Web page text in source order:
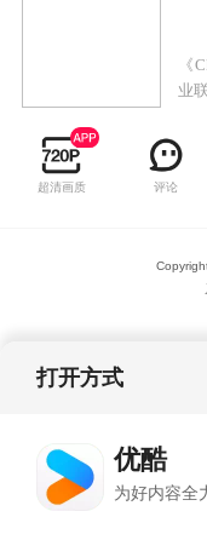
《
业
等
排
组
超清画质 评论
打开方式
优酷
为好内容全